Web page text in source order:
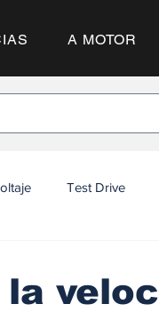
A MOTOR
Test Drive